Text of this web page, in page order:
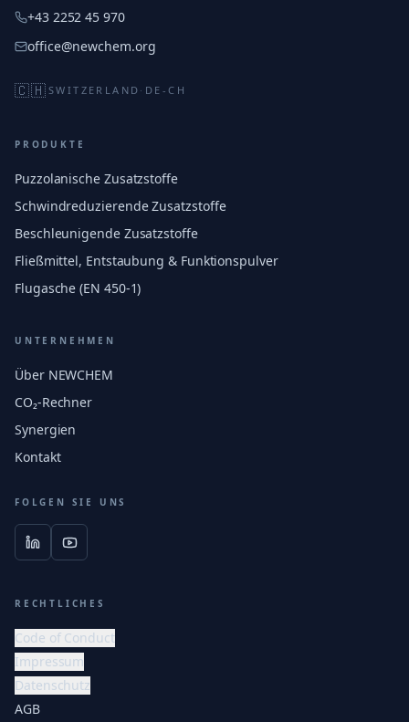
+43 2252 45 970
office@newchem.org
🇨🇭 SWITZERLAND · DE-CH
PRODUKTE
Puzzolanische Zusatzstoffe
Schwindreduzierende Zusatzstoffe
Beschleunigende Zusatzstoffe
Fließmittel, Entstaubung & Funktionspulver
Flugasche (EN 450-1)
UNTERNEHMEN
Über NEWCHEM
CO₂-Rechner
Synergien
Kontakt
FOLGEN SIE UNS
RECHTLICHES
Code of Conduct
Impressum
Datenschutz
AGB